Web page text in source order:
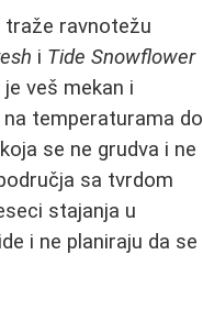
traže ravnotežu
i Tide Snowflower
veš mekan i
temperaturama do
se ne grudva i ne
sa tvrdom
stajanja u
i ne planiraju da se